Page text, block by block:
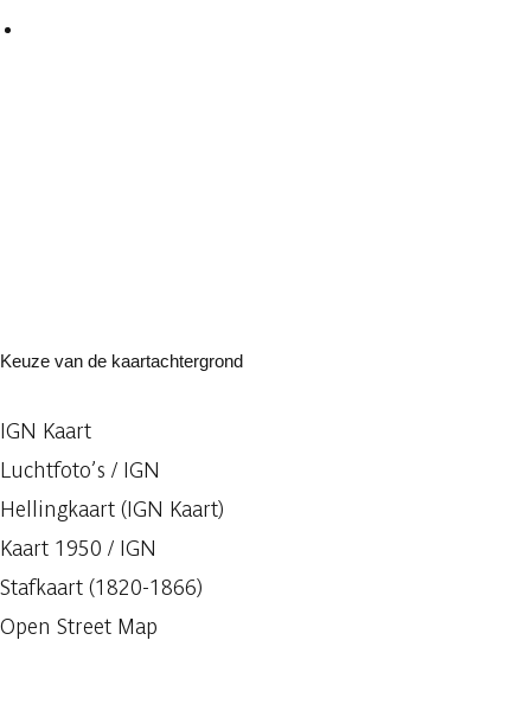
Keuze van de kaartachtergrond
IGN Kaart
Luchtfoto’s / IGN
Hellingkaart (IGN Kaart)
Kaart 1950 / IGN
Stafkaart (1820-1866)
Open Street Map